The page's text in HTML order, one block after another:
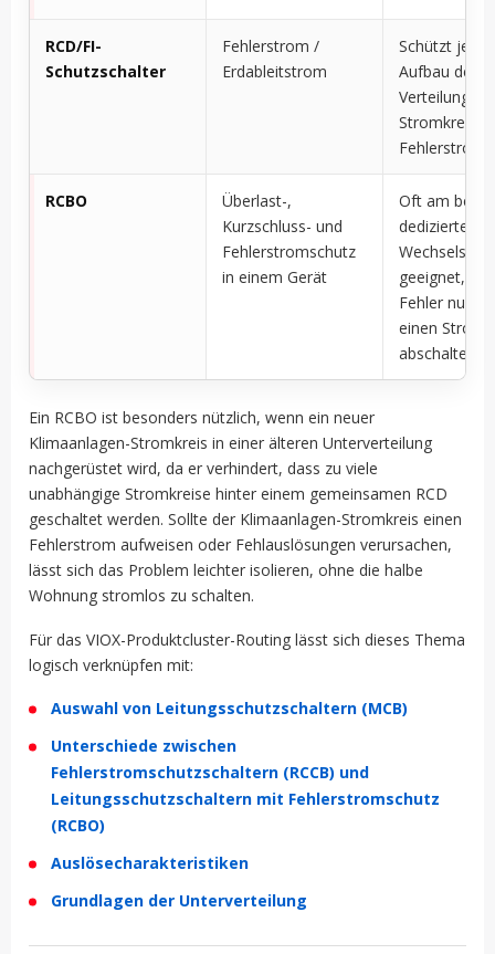
RCD/FI-
Schutzschalter
Fehlerstrom /
Erdableitstrom
Schützt je
Aufbau der
Verteilung
Stromkreise
RCBO
Überlast-,
Kurzschluss- und
Fehlerstromschutz
in einem Gerät
Oft am
dedizierte
geeignet, da
Fehler nur
einen
abschaltet
Ein RCBO ist besonders nützlich, wenn ein neuer
Klimaanlagen-Stromkreis in einer älteren Unterverteilung
nachgerüstet wird, da er verhindert, dass zu viele
unabhängige Stromkreise hinter einem gemeinsamen RCD
geschaltet werden. Sollte der Klimaanlagen-Stromkreis einen
Fehlerstrom aufweisen oder Fehlauslösungen verursachen,
lässt sich das Problem leichter isolieren, ohne die halbe
Wohnung stromlos zu schalten.
Für das VIOX-Produktcluster-Routing lässt sich dieses Thema
logisch verknüpfen mit:
Auswahl von Leitungsschutzschaltern (MCB)
Unterschiede zwischen
Fehlerstromschutzschaltern (RCCB) und
Leitungsschutzschaltern mit Fehlerstromschutz
(RCBO)
Auslösecharakteristiken
Grundlagen der Unterverteilung